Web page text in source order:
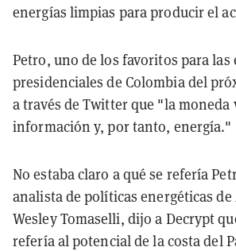
energías limpias para producir el
Petro, uno de los favoritos para las
presidenciales de Colombia del
a través de Twitter que "la
información y, por tanto, energía."
No estaba claro a qué se refería
analista de políticas energéticas
Wesley Tomaselli, dijo a Decrypt
refería al potencial de la costa del